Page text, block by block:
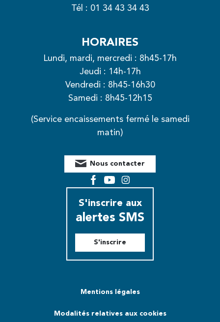
Tél : 01 34 43 34 43
HORAIRES
Lundi, mardi, mercredi : 8h45-17h
Jeudi : 14h-17h
Vendredi : 8h45-16h30
Samedi : 8h45-12h15
(Service encaissements fermé le samedi
matin)
Nous contacter
FacebookYouTubeInstagram
S'inscrire aux
alertes SMS
S'inscrire
Mentions légales
Modalités relatives aux cookies